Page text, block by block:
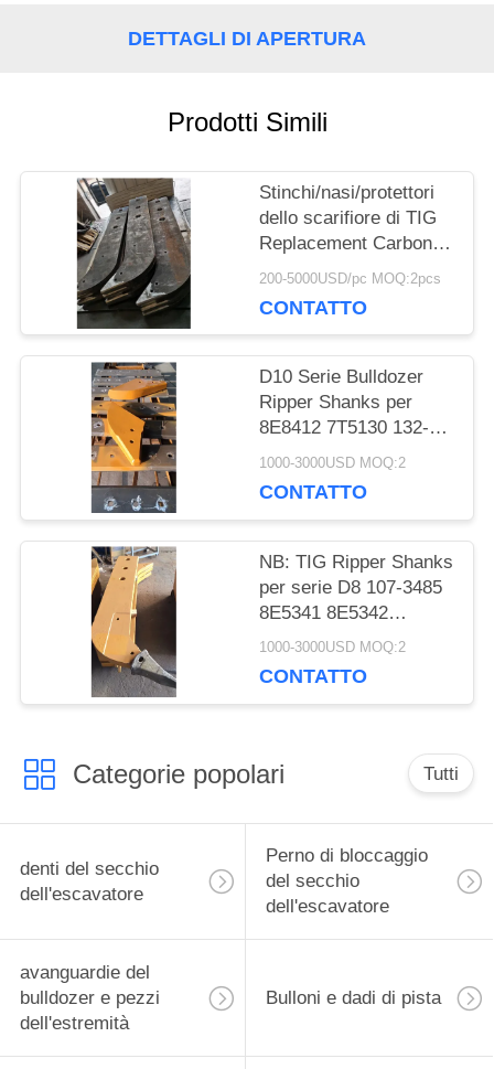
CITAZIONE
PRIVACY
POLICY
DETTAGLI DI APERTURA
Prodotti Simili
Stinchi/nasi/protettori
dello scarifiore di TIG
Replacement Carbon
Steel Bulldozer 104-
200-5000USD/pc MOQ:2pcs
CONTATTO
D10 Serie Bulldozer
Ripper Shanks per
8E8412 7T5130 132-
4699 8E8411 8E8415
1000-3000USD MOQ:2
CONTATTO
NB: TIG Ripper Shanks
per serie D8 107-3485
8E5341 8E5342
8E5340 8E5346
1000-3000USD MOQ:2
CONTATTO
Categorie popolari Tutti
denti del secchio
dell'escavatore
Perno di bloccaggio
del secchio
dell'escavatore
avanguardie del
bulldozer e pezzi
dell'estremità
Bulloni e dadi di pista